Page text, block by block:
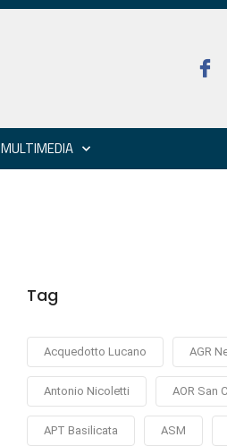
MULTIMEDIA
Tag
Acquedotto Lucano AGR
Antonio Nicoletti AOR San
APT Basilicata ASM